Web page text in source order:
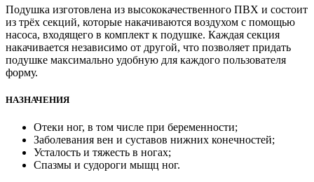
Подушка изготовлена из высококачественного ПВХ и состоит
из трёх секций, которые накачиваются воздухом с помощью
насоса, входящего в комплект к подушке. Каждая секция
накачивается независимо от другой, что позволяет придать
подушке максимально удобную для каждого пользователя
форму.
НАЗНАЧЕНИЯ
Отеки ног, в том числе при беременности;
Заболевания вен и суставов нижних конечностей;
Усталость и тяжесть в ногах;
Спазмы и судороги мыщц ног.